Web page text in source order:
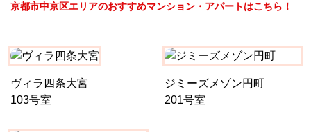
京都市中京区エリアのおすすめマンション・アパートはこちら！
ヴィラ四条大宮
103号室
ジミーズメゾン円町
201号室